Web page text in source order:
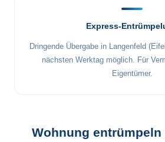
Express-
Dringende Übergabe in Langenfeld
nächsten Werktag möglich. Für
Eigentümer.
Wohnung entrümpeln